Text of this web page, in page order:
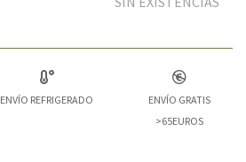
ENVÍO REFRIGERADO
ENVÍO GRATIS
>65EUROS